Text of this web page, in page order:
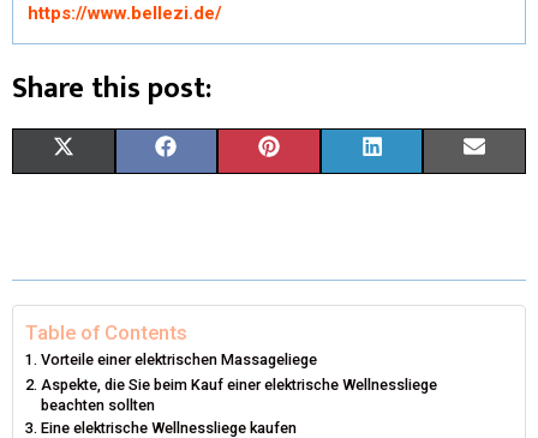
https://www.bellezi.de/
Share this post:
W
T
T
E
O
T
R
K I
Table of Contents
Vorteile einer elektrischen Massageliege
Aspekte, die Sie beim Kauf einer elektrische Wellnessliege
beachten sollten
Eine elektrische Wellnessliege kaufen